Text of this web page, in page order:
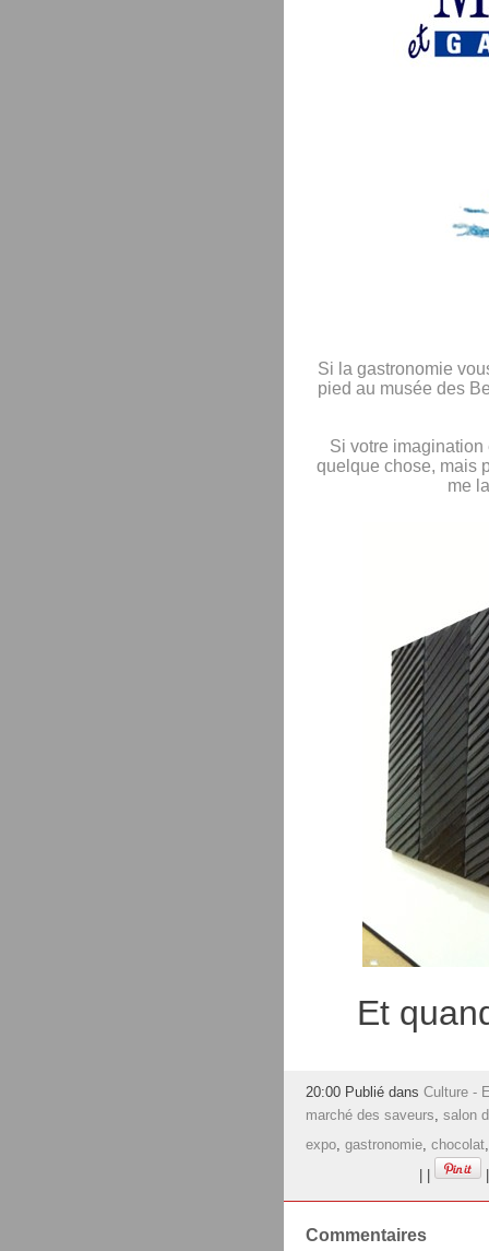
Si la gastronomie
pied au musée des
Si votre imagination
quelque chose, mais
me
Et
20:00 Publié dans Culture -
marché des saveurs, salon
expo, gastronomie, chocolat
Commentaires